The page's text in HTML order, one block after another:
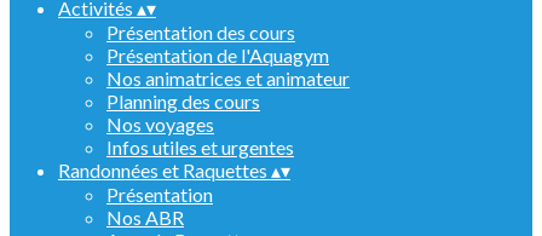
Activités ▴▾
Présentation des cours
Présentation de l'Aquagym
Nos animatrices et animateur
Planning des cours
Nos voyages
Infos utiles et urgentes
Randonnées et Raquettes ▴▾
Présentation
Nos ABR